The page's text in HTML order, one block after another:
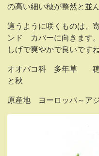
の高い細い穂が整然と並
這うように咲くものは、
ンド カバーに向きます
しげで爽やかで良いですね
オオバコ科 多年草 穂
と秋
原産地 ヨーロッパ～ア